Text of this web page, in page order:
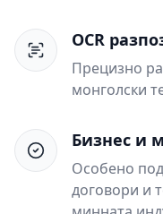
OCR
Прецизно
монголски
Бизнес и
Особено
договори и